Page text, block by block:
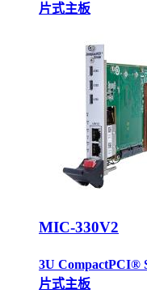
片式主板
MIC-330V2
3U CompactPCI®
片式主板